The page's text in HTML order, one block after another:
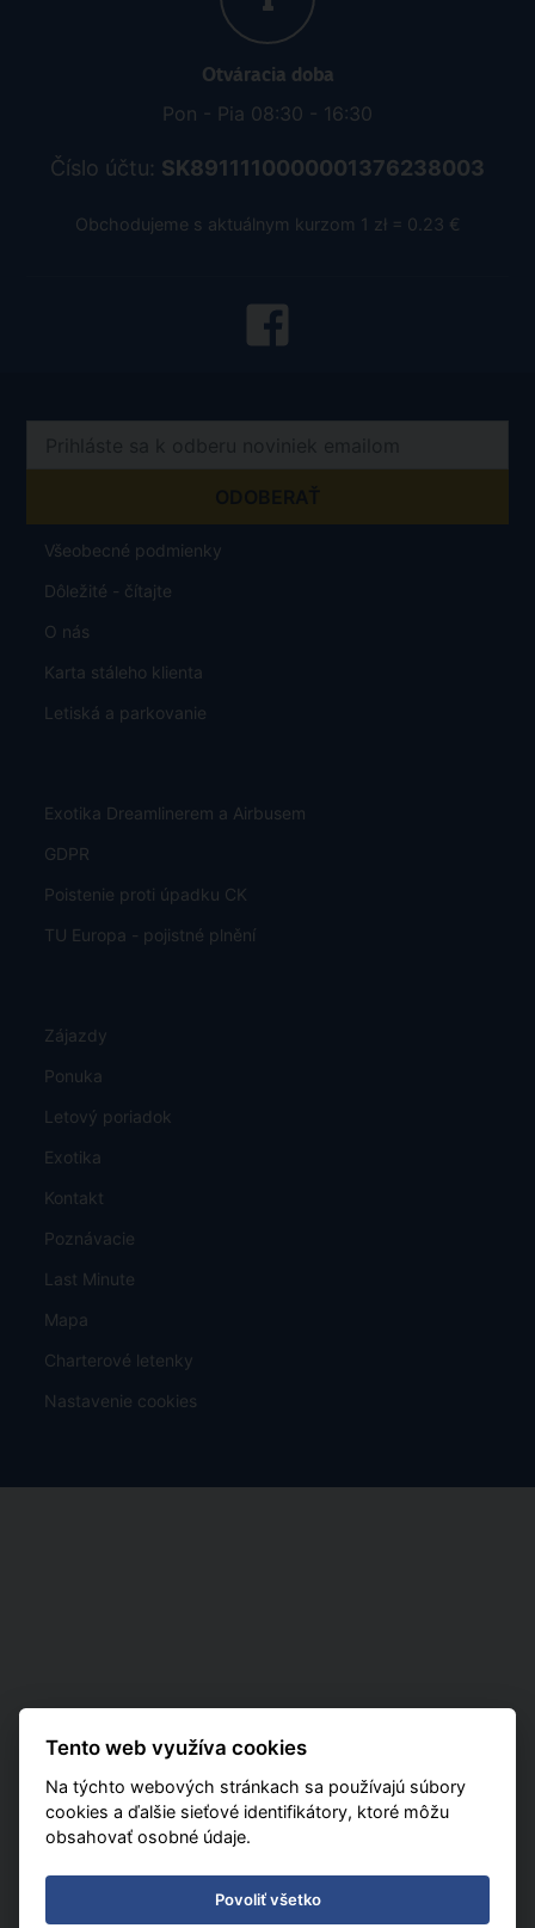
Otváracia doba
Pon - Pia 08:30 - 16:30
Číslo účtu: SK8911110000001376238003
Obchodujeme s aktuálnym kurzom 1 zł = 0.23 €
Všeobecné podmienky
Dôležité - čítajte
O nás
Karta stáleho klienta
Letiská a parkovanie
Exotika Dreamlinerem a Airbusem
GDPR
Poistenie proti úpadku CK
TU Europa - pojistné plnění
Zájazdy
Ponuka
Letový poriadok
Exotika
Kontakt
Poznávacie
Last Minute
Mapa
Charterové letenky
Nastavenie cookies
Tento web využíva cookies
Na týchto webových stránkach sa používajú súbory
cookies a ďalšie sieťové identifikátory, ktoré môžu
obsahovať osobné údaje.
Povoliť všetko